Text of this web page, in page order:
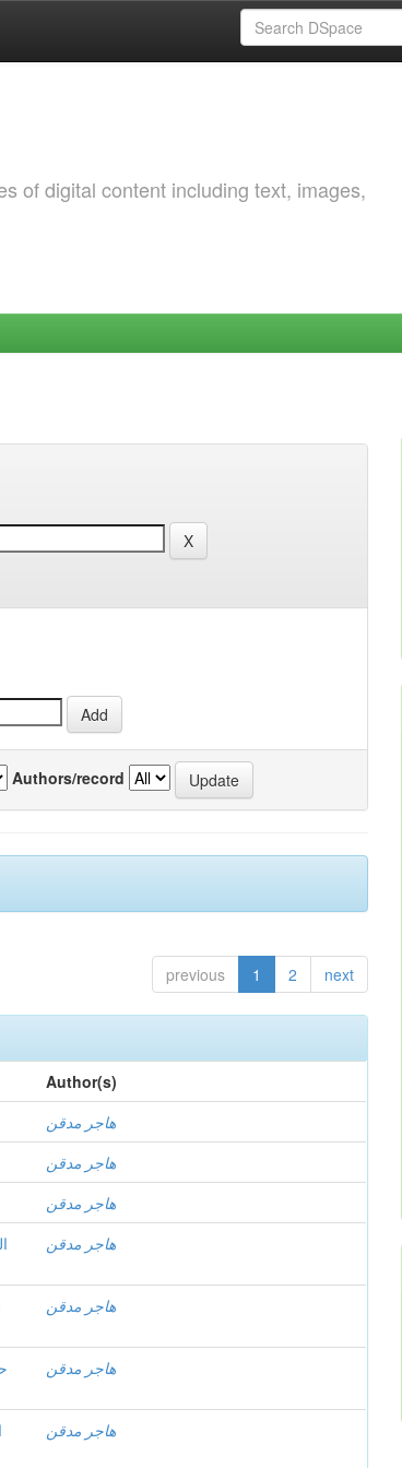
of digital content including text, images,
Authors/record
previous 1 2 next
Author(s)
هاجر مدقن
هاجر مدقن
هاجر مدقن
هاجر مدقن
هاجر مدقن
هاجر مدقن
هاجر مدقن